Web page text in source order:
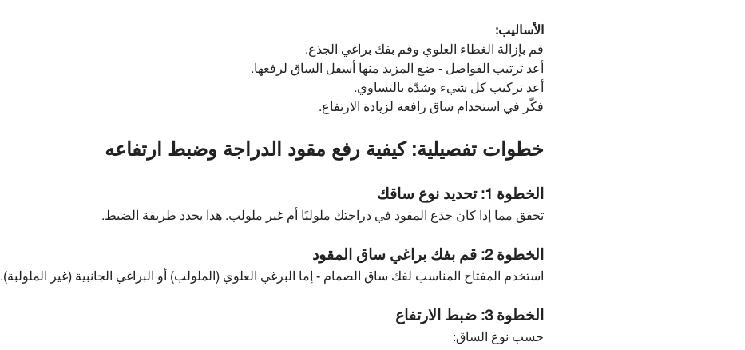
الأساليب:
قم بإزالة الغطاء العلوي وقم بفك براغي الجذع.
أعد ترتيب الفواصل - ضع المزيد منها أسفل الساق لرفعها.
أعد تركيب كل شيء وشدّه بالتساوي.
فكّر في استخدام ساق رافعة لزيادة الارتفاع.
خطوات تفصيلية: كيفية رفع مقود الدراجة وضبط ارتفاعه
الخطوة 1: تحديد نوع ساقك
تحقق مما إذا كان جذع المقود في دراجتك ملولبًا أم غير ملولب. هذا يحدد طريقة الضبط.
الخطوة 2: قم بفك براغي ساق المقود
استخدم المفتاح المناسب لفك ساق الصمام - إما البرغي العلوي (الملولب) أو البراغي الجانبية (غير الملولبة).
الخطوة 3: ضبط الارتفاع
حسب نوع الساق: